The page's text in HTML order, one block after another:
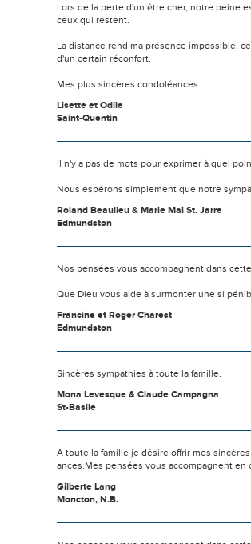
Lors de la perte d'un être cher, notre peine
ceux qui restent.
La distance rend ma présence impossible,
d'un certain réconfort.
Mes plus sincères condoléances.
Lisette et Odile
Saint-Quentin
Il n'y a pas de mots pour exprimer à quel
Nous espérons simplement que notre
Roland Beaulieu & Marie Mai St. Jarre
Edmundston
Nos pensées vous accompagnent dans
Que Dieu vous aide à surmonter une si
Francine et Roger Charest
Edmundston
Sincères sympathies à toute la famille.
Mona Levesque & Claude Campagna
St-Basile
A toute la famille je désire offrir mes
ances.Mes pensées vous accompagnent en
Gilberte Lang
Moncton, N.B.